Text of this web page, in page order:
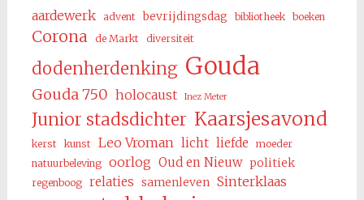
aardewerk advent bevrijdingsdag bibliotheek boeken
Corona de Markt diversiteit
dodenherdenking Gouda
Gouda 750 holocaust Inez Meter
Junior stadsdichter Kaarsjesavond
kerst kunst Leo Vroman licht liefde
moeder
natuurbeleving
oorlog Oud en Nieuw politiek
regenboog relaties samenleven Sinterklaas